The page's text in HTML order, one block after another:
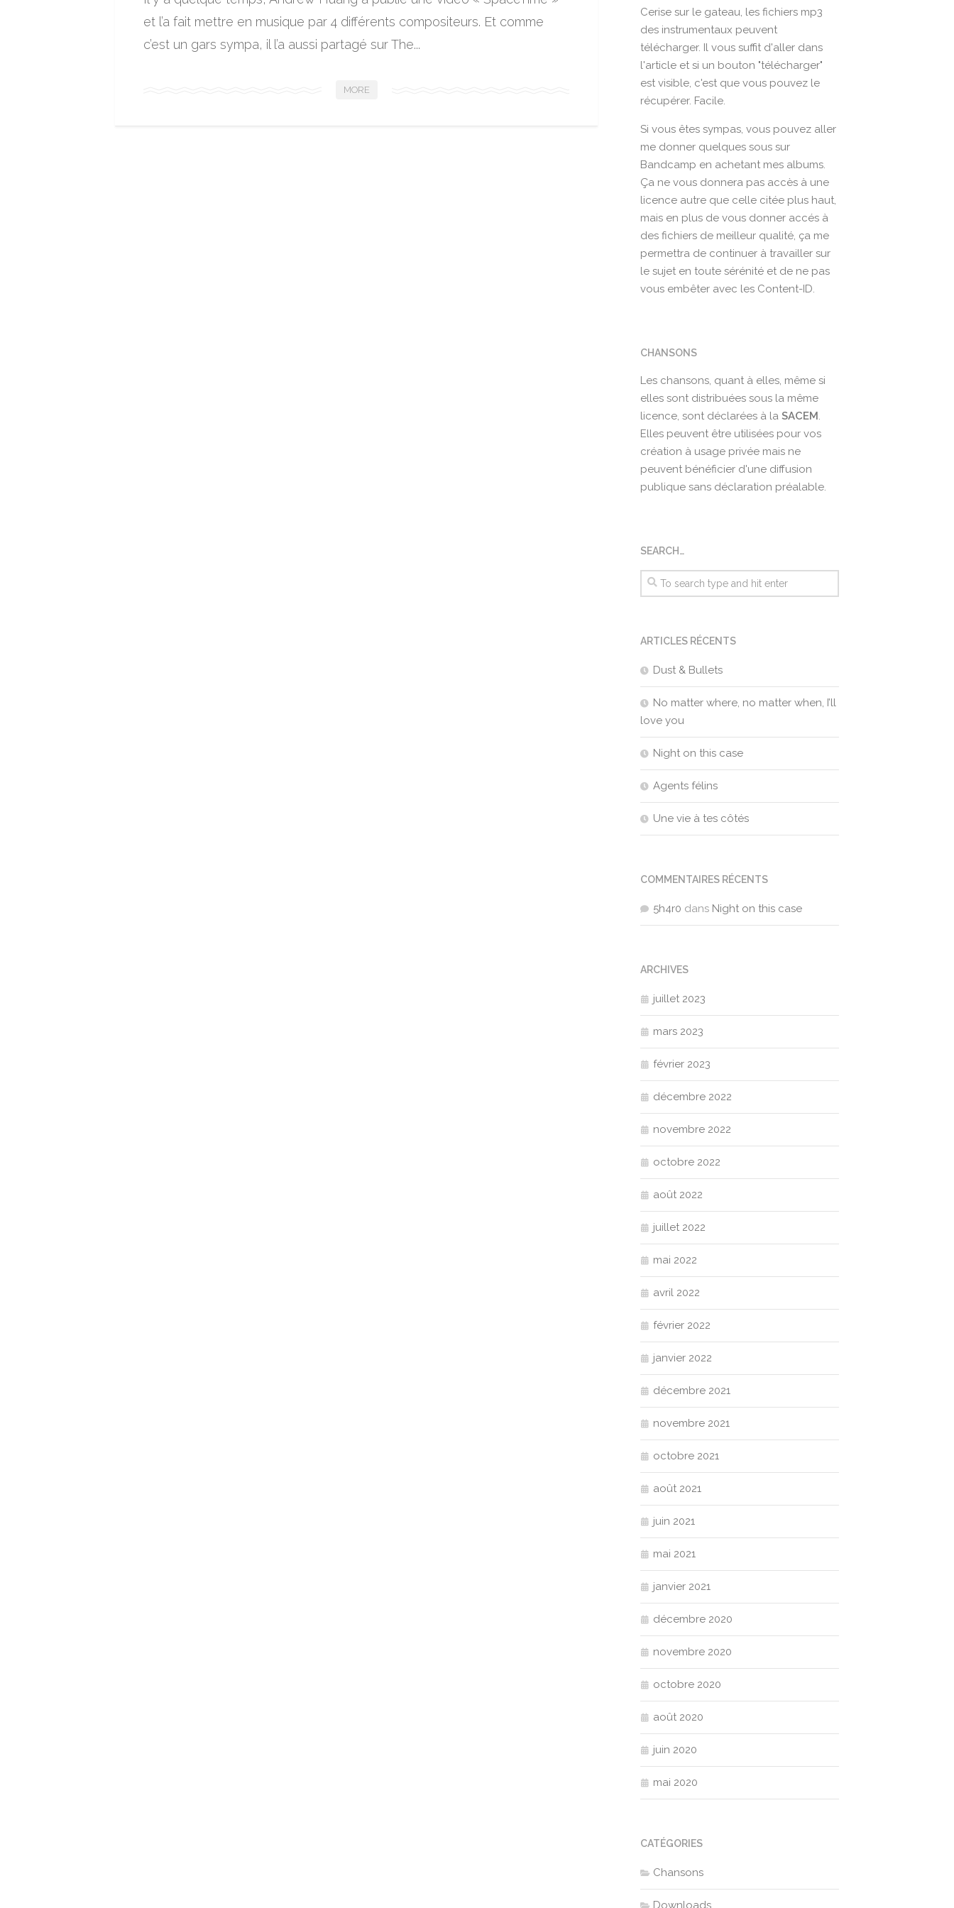
et l’a fait mettre en musique par 4 différents compositeurs. Et comme
c’est un gars sympa, il l’a aussi partagé sur The...
MORE
Cerise sur le gateau, les fichiers mp3
des instrumentaux peuvent
télécharger. Il vous suffit d'aller dans
l'article et si un bouton "télécharger"
est visible, c'est que vous pouvez le
récupérer. Facile.
Si vous êtes sympas, vous pouvez aller
me donner quelques sous sur
Bandcamp en achetant mes albums.
Ça ne vous donnera pas accès à une
licence autre que celle citée plus haut,
mais en plus de vous donner accés à
des fichiers de meilleur qualité, ça me
permettra de continuer à travailler sur
le sujet en toute sérénité et de ne pas
vous embêter avec les Content-ID.
CHANSONS
Les chansons, quant à elles, même si
elles sont distribuées sous la même
licence, sont déclarées à la SACEM.
Elles peuvent être utilisées pour vos
création à usage privée mais ne
peuvent bénéficier d'une diffusion
publique sans déclaration préalable.
SEARCH…
ARTICLES RÉCENTS
Dust & Bullets
No matter where, no matter when, I’ll
love you
Night on this case
Agents félins
Une vie à tes côtés
COMMENTAIRES RÉCENTS
5h4r0 dans Night on this case
ARCHIVES
juillet 2023
mars 2023
février 2023
décembre 2022
novembre 2022
octobre 2022
août 2022
juillet 2022
mai 2022
avril 2022
février 2022
janvier 2022
décembre 2021
novembre 2021
octobre 2021
août 2021
juin 2021
mai 2021
janvier 2021
décembre 2020
novembre 2020
octobre 2020
août 2020
juin 2020
mai 2020
CATÉGORIES
Chansons
Downloads